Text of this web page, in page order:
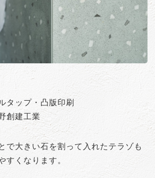
タップ・凸版印刷
創建工業
で大きい石を割って入れたテラゾも
すくなります。